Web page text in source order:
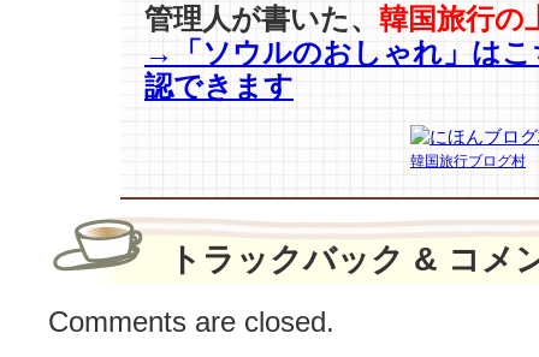
は
な
ら
し
り
た
管理人が書いた、 韓国旅行の
→「ソウルのおしゃれ」はこ
認できます
韓国旅行ブログ村
トラックバック & コメ
Comments are closed.